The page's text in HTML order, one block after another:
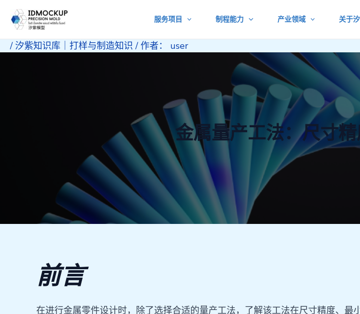
内
服务项目 制程能力 产业领域 关于
/汐紫知识库｜打样与制造知识 / 作者： user
金属量产工法：尺寸
前言
在进行金属零件设计时，除了选择合适的量产工法，了解该工法在尺寸精度、